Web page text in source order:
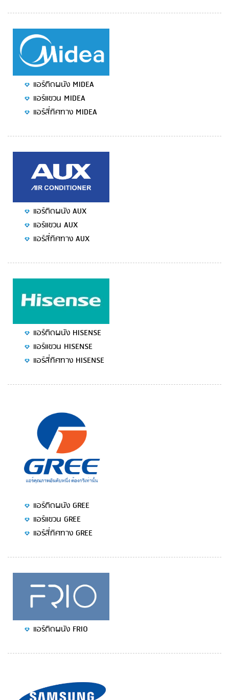
แอร์ติดผนัง MIDEA
แอร์แขวน MIDEA
แอร์สี่ทิศทาง MIDEA
แอร์ติดผนัง AUX
แอร์แขวน AUX
แอร์สี่ทิศทาง AUX
แอร์ติดผนัง HISENSE
แอร์แขวน HISENSE
แอร์สี่ทิศทาง HISENSE
แอร์ติดผนัง GREE
แอร์แขวน GREE
แอร์สี่ทิศทาง GREE
แอร์ติดผนัง FRIO